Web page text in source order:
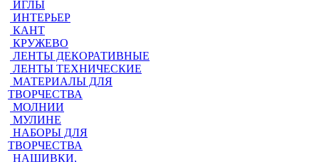
ИГЛЫ
ИНТЕРЬЕР
КАНТ
КРУЖЕВО
ЛЕНТЫ ДЕКОРАТИВНЫЕ
ЛЕНТЫ ТЕХНИЧЕСКИЕ
МАТЕРИАЛЫ ДЛЯ
ТВОРЧЕСТВА
МОЛНИИ
МУЛИНЕ
НАБОРЫ ДЛЯ
ТВОРЧЕСТВА
НАШИВКИ,